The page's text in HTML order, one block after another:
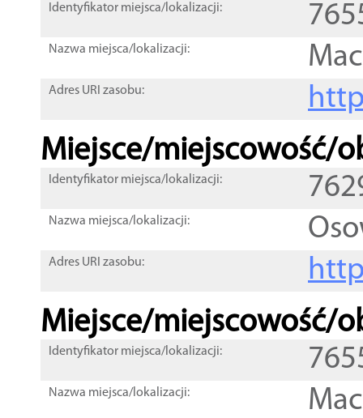
Identyfikator miejsca/lokalizacji:
Nazwa miejsca/lokalizacji:
Adres URI zasobu:
Miejsce/miejscowość/
Identyfikator miejsca/lokalizacji:
Nazwa miejsca/lokalizacji:
Adres URI zasobu:
Miejsce/miejscowość/
Identyfikator miejsca/lokalizacji:
Nazwa miejsca/lokalizacji: